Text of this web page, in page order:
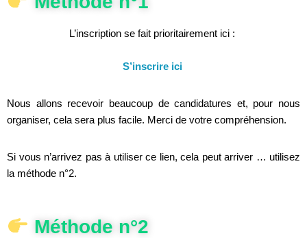
L’inscription se fait prioritairement ici :
S’inscrire ici
Nous allons recevoir beaucoup de candidatures et, pour nous
organiser, cela sera plus facile. Merci de votre compréhension.
Si vous n’arrivez pas à utiliser ce lien, cela peut arriver … utilisez
la méthode n°2.
Méthode n°2